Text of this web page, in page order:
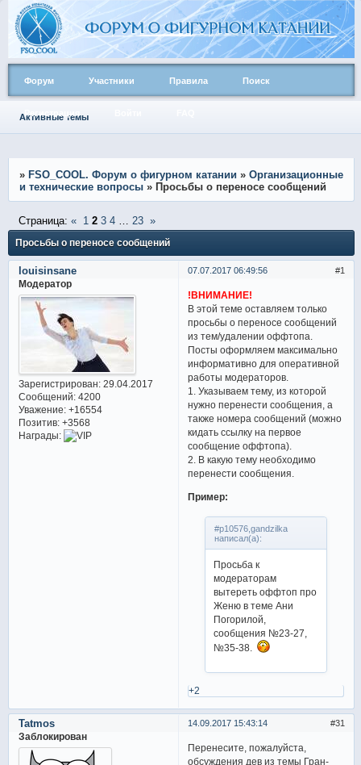
Форум Участники Правила Поиск
Активные темы
» FSO_COOL. Форум о фигурном катании » Организационные
и технические вопросы » Просьбы о переносе сообщений
Просьбы о переносе сообщений
Страница: « 1 2 3 4 23 »
1
07.07.2017 06:49:56
louisinsane
Модератор
Зарегистрирован: 29.04.2017
Сообщений:4200
Уважение: +16554
Позитив: +3568
Награды:
!ВНИМАНИЕ!
В этой теме оставляем только
просьбы о переносе сообщений
из тем/удалении оффтопа.
Посты оформляем максимально
информативно для оперативной
работы модераторов.
1. Указываем тему, из которой
нужно перенести сообщения, а
также номера сообщений (можно
кидать ссылку на первое
сообщение оффтопа).
2. В какую тему необходимо
перенести сообщения.
Пример:
#p10576,gandzilka
написал(а):
Просьба к
модераторам
вытереть оффтоп про
Женю в теме Ани
Погорилой,
сообщения №23-27,
№35-38.
+2
31
14.09.2017 15:43:14
Tatmos
Заблокирован
Перенесите, пожалуйста,
обсуждения дев из темы Гран-